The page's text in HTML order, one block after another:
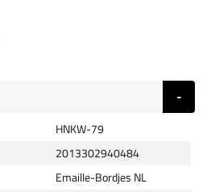
HNKW-79
2013302940484
Emaille-Bordjes NL